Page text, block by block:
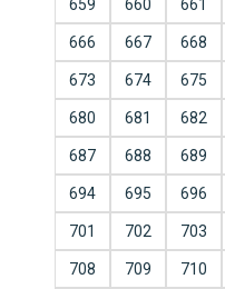
659 660 661
666 667 668
673 674 675
680 681 682
687 688 689
694 695 696
701 702 703
708 709 710